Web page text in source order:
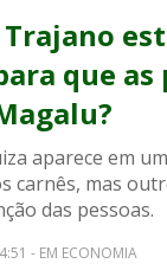
que as
aparece em
carnês, mas
das pessoas.
- EM ECONOMIA